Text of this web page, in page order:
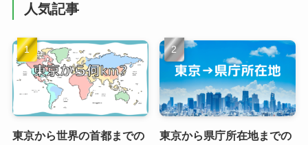
人気記事
東京から世界の首都までの
東京から県庁所在地までの